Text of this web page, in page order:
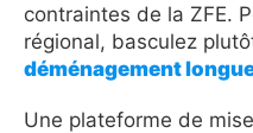
contraintes de la ZFE.
régional, basculez
déménagement
Une plateforme de